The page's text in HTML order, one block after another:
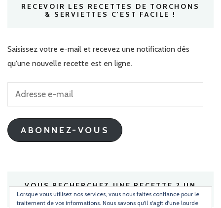
RECEVOIR LES RECETTES DE TORCHONS
& SERVIETTES C'EST FACILE !
Saisissez votre e-mail et recevez une notification dès
qu'une nouvelle recette est en ligne.
Adresse
mail
ABONNEZ-VOUS
VOUS RECHERCHEZ UNE RECETTE ? UN
INGRÉDIENT ?
Lorsque vous utilisez nos services, vous nous faites confiance pour le
traitement de vos informations. Nous savons qu'il s'agit d'une lourde